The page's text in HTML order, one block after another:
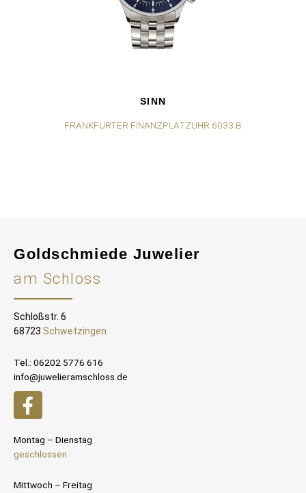
SINN
FRANKFURTER FINANZPLATZUHR 6033 B
Goldschmiede Juwelier
am Schloss
Schloßstr. 6
68723 Schwetzingen
Tel.: 06202 5776 616
info@juwelieramschloss.de
Montag – Dienstag
geschlossen
Mittwoch – Freitag